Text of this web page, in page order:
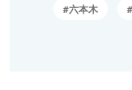
六本木